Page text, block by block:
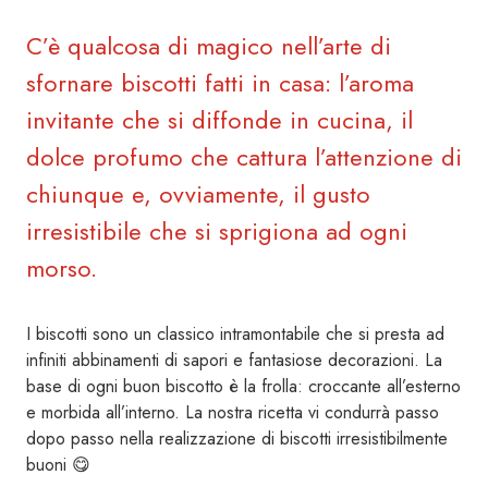
C’è qualcosa di magico nell’arte di
sfornare biscotti fatti in casa: l’aroma
invitante che si diffonde in cucina, il
dolce profumo che cattura l’attenzione di
chiunque e, ovviamente, il gusto
irresistibile che si sprigiona ad ogni
morso.
I biscotti sono un classico intramontabile che si presta ad
infiniti abbinamenti di sapori e fantasiose decorazioni. La
base di ogni buon biscotto è la frolla: croccante all’esterno
e morbida all’interno. La nostra ricetta vi condurrà passo
dopo passo nella realizzazione di biscotti irresistibilmente
buoni 😋